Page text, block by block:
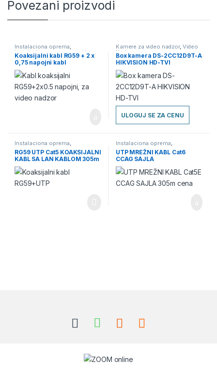
Povezani proizvodi
Instalaciona oprema,
instalaciona oprema za video
nadzor,Kablovi,Kablovi za
video nadzor, Video Nadzor
Koaksijalni kabl RG59 + 2 x
0,75 napojni kabl
Kamere za video nadzor, Video
Nadzor
Box kamera DS-2CC12D9T-A
HIKVISION HD-TVI
ULOGUJ SE ZA CENU
Instalaciona oprema,
instalaciona oprema za video
nadzor,Kablovi,Kablovi za
video nadzor,Video Nadzor
RG59 UTP Cat5 KOAKSIJALNI
KABL SA LAN KABLOM 305m
cena
Instalaciona oprema,
instalaciona oprema za video
nadzor,Kablovi,Kablovi za
video nadzor,Video Nadzor
UTP MREŽNI KABL Cat6
CCAG SAJLA